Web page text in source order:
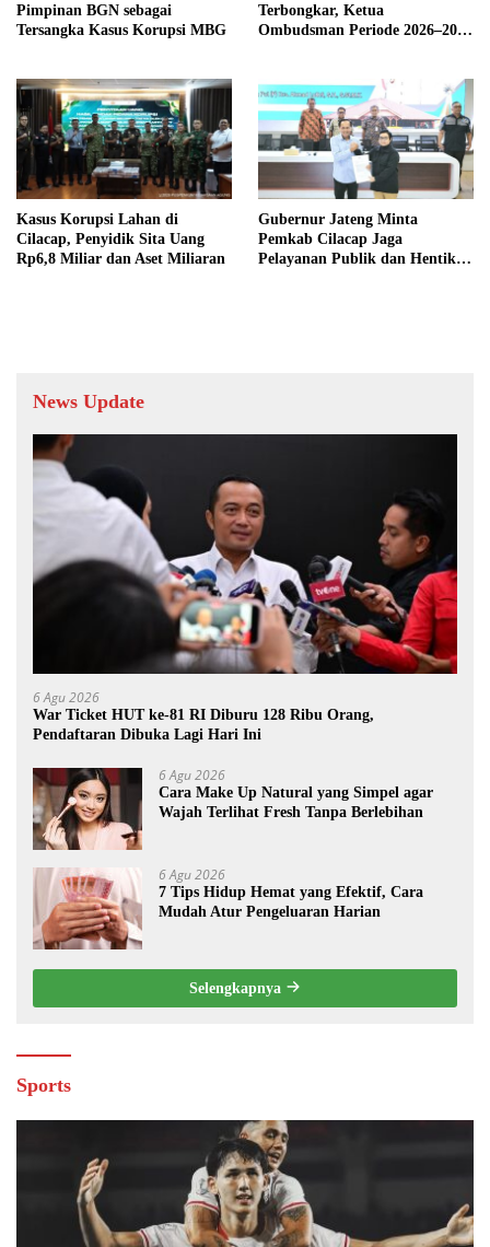
Pimpinan BGN sebagai
Tersangka Kasus Korupsi MBG
Terbongkar, Ketua
Ombudsman Periode 2026–2031
Kasus Korupsi Lahan di
Cilacap, Penyidik Sita Uang
Rp6,8 Miliar dan Aset Miliaran
Gubernur Jateng Minta
Pemkab Cilacap Jaga
Pelayanan Publik dan Hentikan
News Update
6 Agu 2026
War Ticket HUT ke-81 RI Diburu 128 Ribu Orang,
Pendaftaran Dibuka Lagi Hari Ini
6 Agu 2026
Cara Make Up Natural yang Simpel agar
Wajah Terlihat Fresh Tanpa Berlebihan
6 Agu 2026
7 Tips Hidup Hemat yang Efektif, Cara
Mudah Atur Pengeluaran Harian
Selengkapnya
Sports